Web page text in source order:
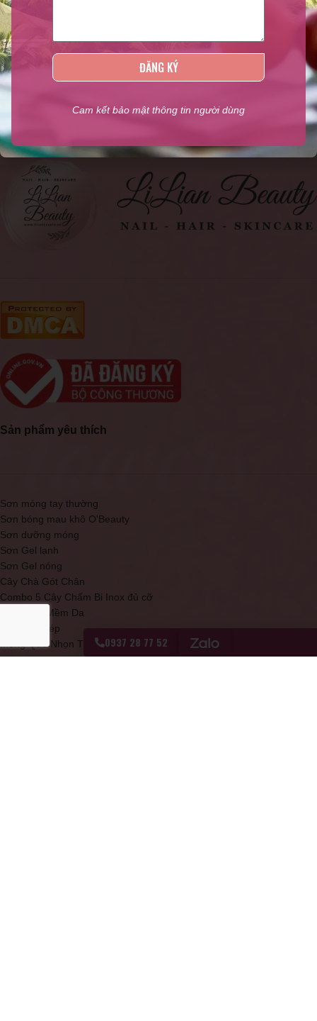
Lilian Beauty
như:
Sơn móng tay, Sơn dưỡng móng, Sơn Gel lạnh, Phụ liệu
ngành Nail, Sản phẩm kềm Nghĩa chính hãng, Phụ liệu ngành
tóc, Mỹ phẩm
Sản phẩm yêu thích
Sơn móng tay thường
Sơn bóng mau khô O'Beauty
Sơn dưỡng móng
Sơn Gel lạnh
Sơn Gel nóng
Cây Chà Gót Chân
Combo 5 Cây Chấm Bi Inox đủ cỡ
Kem Làm Mềm Da
Kềm mạ thép
Móng Que Nhọn Tập Sơn0937 28 77 52
ĐĂNG KÝ
Cam kết bảo mật thông tin người dùng